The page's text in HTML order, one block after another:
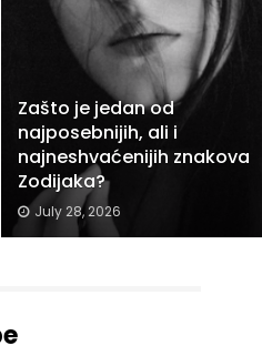
Zašto je jedan od
najposebnijih, ali i
najneshvaćenijih znakova
Zodijaka?
July 28, 2026